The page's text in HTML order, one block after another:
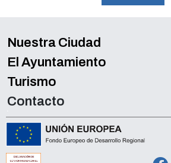
Nuestra Ciudad
El Ayuntamiento
Turismo
Contacto